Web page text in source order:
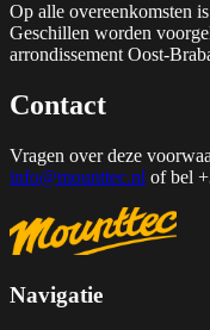
Op alle overeenkomsten
Geschillen worden
arrondissement Oost-
Contact
Vragen over deze
info@mounttec.nl of bel
Navigatie